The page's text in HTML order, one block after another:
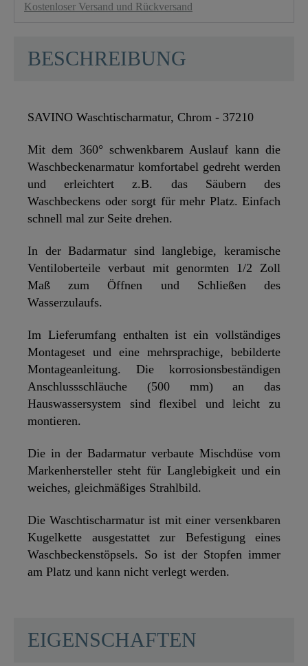
Kostenloser Versand und Rückversand
BESCHREIBUNG
SAVINO Waschtischarmatur, Chrom - 37210
Mit dem 360° schwenkbarem Auslauf kann die
Waschbeckenarmatur komfortabel gedreht werden
und erleichtert z.B. das Säubern des
Waschbeckens oder sorgt für mehr Platz. Einfach
schnell mal zur Seite drehen.
In der Badarmatur sind langlebige, keramische
Ventiloberteile verbaut mit genormten 1/2 Zoll
Maß zum Öffnen und Schließen des
Wasserzulaufs.
Im Lieferumfang enthalten ist ein vollständiges
Montageset und eine mehrsprachige, bebilderte
Montageanleitung. Die korrosionsbeständigen
Anschlussschläuche (500 mm) an das
Hauswassersystem sind flexibel und leicht zu
montieren.
Die in der Badarmatur verbaute Mischdüse vom
Markenhersteller steht für Langlebigkeit und ein
weiches, gleichmäßiges Strahlbild.
Die Waschtischarmatur ist mit einer versenkbaren
Kugelkette ausgestattet zur Befestigung eines
Waschbeckenstöpsels. So ist der Stopfen immer
am Platz und kann nicht verlegt werden.
EIGENSCHAFTEN